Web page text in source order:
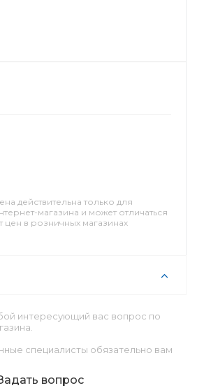
действительна только для
магазина и может отличаться
цен в розничных магазинах
интересующий вас вопрос по
специалисты обязательно вам
вопрос